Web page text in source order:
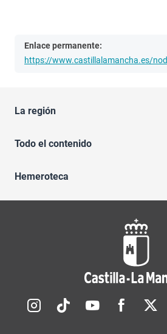
Enlace permanente:
https://www.castillalamancha.es/
La región
Todo el contenido
Hemeroteca
Redes sociales JCCM